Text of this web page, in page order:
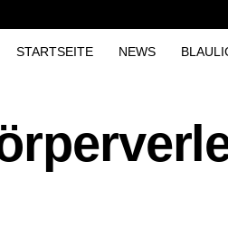
STARTSEITE NEWS